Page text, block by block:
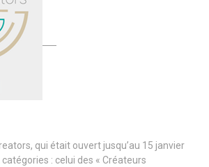
qui était ouvert jusqu’au 15 janvier
: celui des « Créateurs